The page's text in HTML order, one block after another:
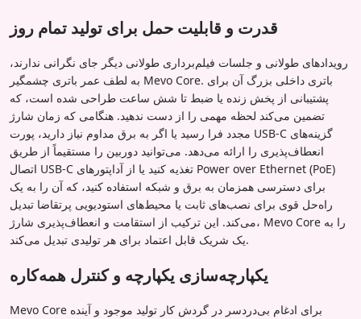
قدرت و قابلیت حمل برای تولید تمام روز
رویدادهای طولانی و جلسات فیلم‌برداری طولانی دیگر جای نگرانی ندارند،
به لطف عمر باتری چشمگیر Mevo Core. باتری داخلی بزرگ آن برای
پشتیبانی از پخش زنده یا ضبط تا شش ساعت طراحی شده است، که
تضمین می‌کند لحظه مهمی را از دست ندهید. هنگامی که زمان شارژ
مجدد فرا رسید یا اگر به برق مداوم نیاز دارید، پورت USB-C گزینه‌های
انعطاف‌پذیری را ارائه می‌دهد. می‌توانید دوربین را مستقیماً از طریق
اتصال USB-C تغذیه کنید یا از آداپتورهای Power over Ethernet (PoE)
برای دسترسی همزمان به برق و شبکه استفاده کنید، که آن را به یک
راه‌حل قوی برای نصب‌های ثابت یا محیط‌های استودیویی پرتقاضا تبدیل
می‌کند. این ترکیب از استقامت و انعطاف‌پذیری شارژ، Mevo Core را به
یک شریک قابل اعتماد برای هر تولیدی تبدیل می‌کند.
یکپارچه‌سازی یکپارچه و کنترل همه‌کاره
Mevo Core برای ادغام بی‌دردسر در گردش کار تولید موجود و آینده